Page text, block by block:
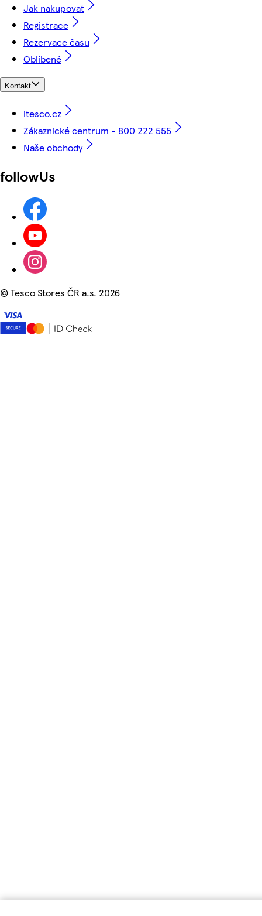
Jak nakupovat
Registrace
Rezervace času
Oblíbené
Kontakt
itesco.cz
Zákaznické centrum - 800 222 555
Naše obchody
followUs
©Tesco Stores ČR a.s. 2026